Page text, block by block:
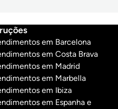
em Barcelona
em Costa Brava
em Madrid
em Marbella
em Ibiza
em Espanha e